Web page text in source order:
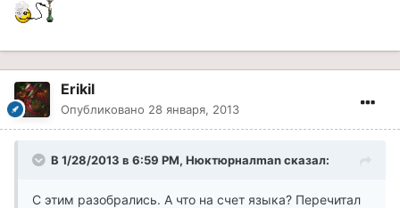
Erikil
Опубликовано 28 января, 2013
В 1/28/2013 в 6:59 PM, Нюктюрналman сказал:
С этим разобрались. А что на счет языка? Перечитал